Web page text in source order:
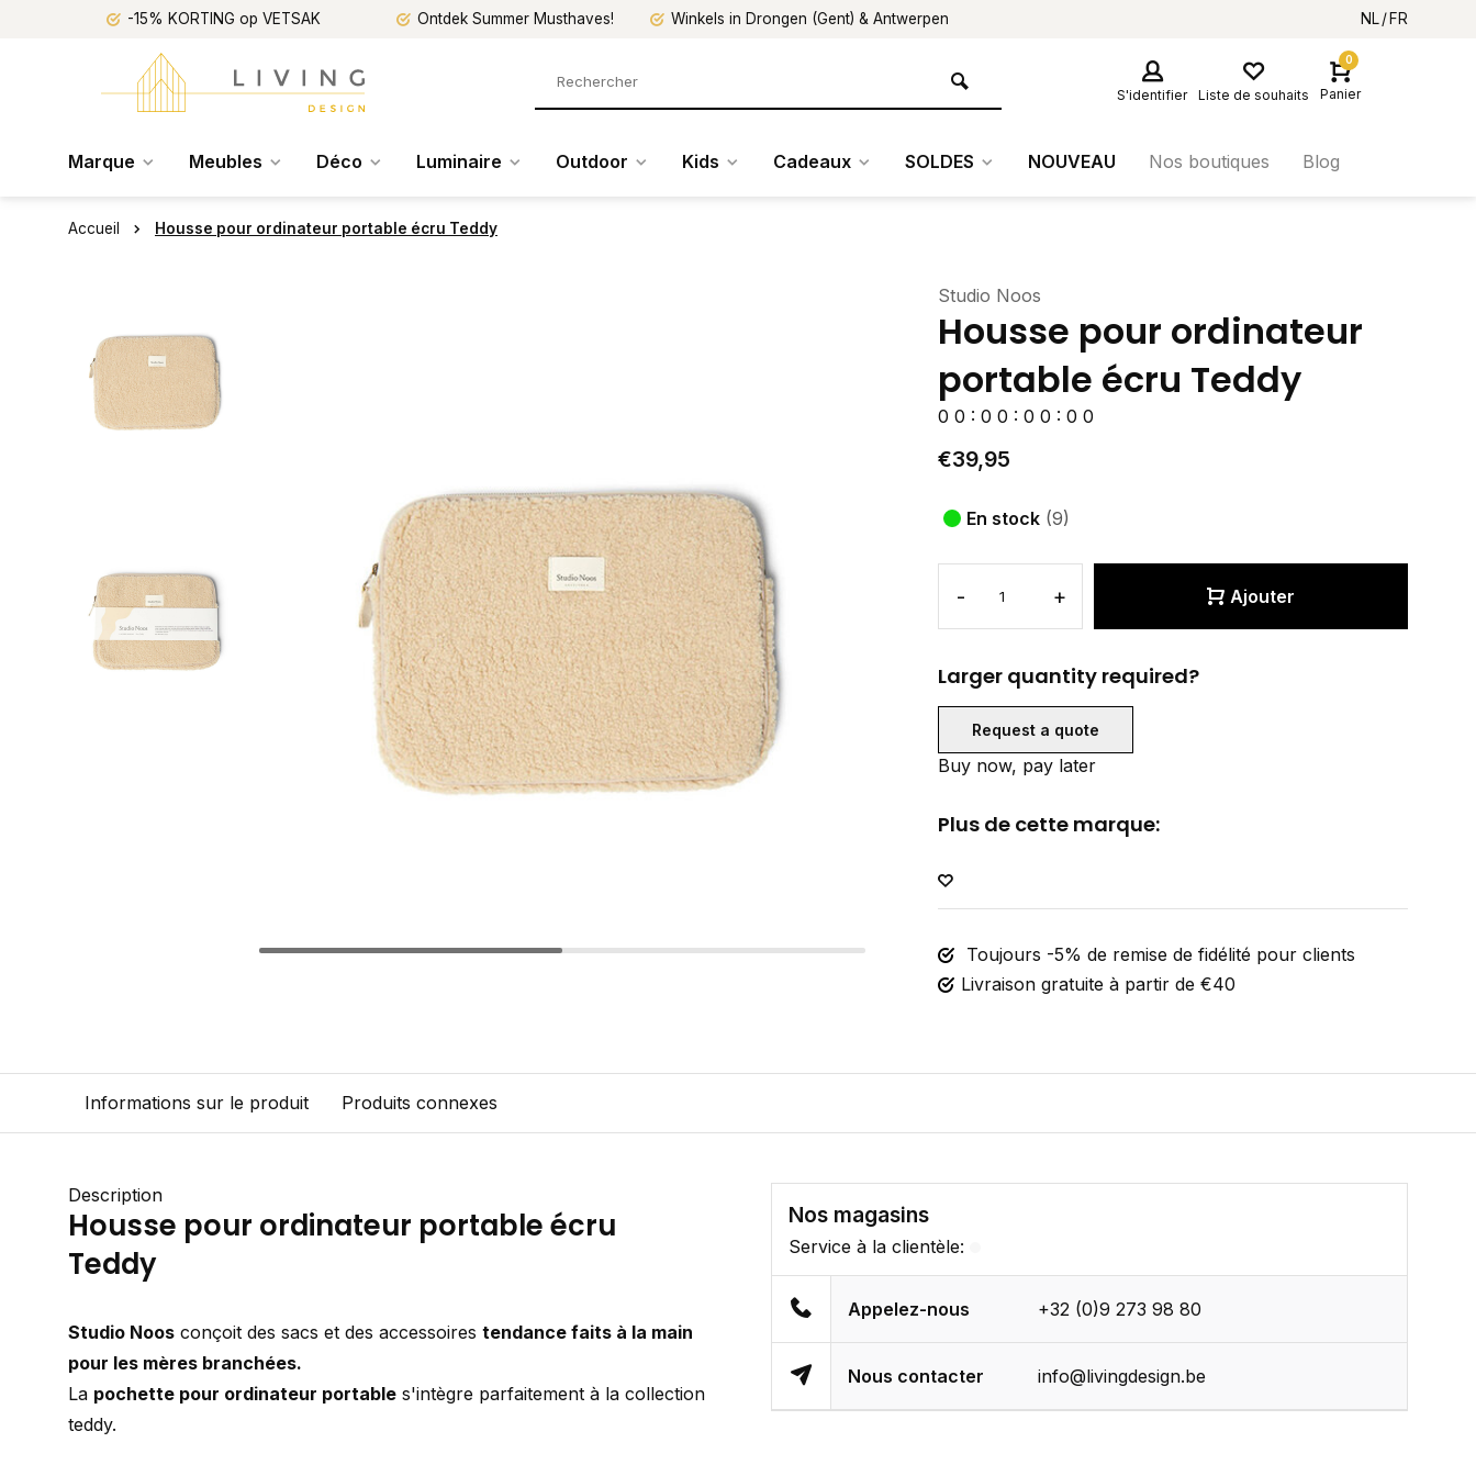
-15% KORTING op VETSAK Ontdek Summer Musthaves! Winkels in Drongen (Gent) & Antwerpen NL FR
S'identifier Liste de souhaits
0
Panier
Marque Meubles Déco Luminaire Outdoor Kids Cadeaux SOLDES NOUVEAU Nos boutiques Blog
Accueil Housse pour ordinateur portable écru Teddy
Studio Noos
Housse pour ordinateur
portable écru Teddy
0 0 : 0 0 : 0 0 : 0 0
€39,95
En stock (9)
- + Ajouter
Larger quantity required?
Request a quote
Buy now, pay later
Plus de cette marque:
Toujours -5% de remise de fidélité pour clients
Livraison gratuite à partir de €40
Informations sur le produit Produits connexes
Description
Housse pour ordinateur portable écru
Teddy
Studio Noos conçoit des sacs et des accessoires tendance faits à la main
pour les mères branchées.
La pochette pour ordinateur portable s'intègre parfaitement à la collection
teddy.
Nos magasins
Service à la clientèle:
Appelez-nous +32 (0)9 273 98 80
Nous contacter info@livingdesign.be